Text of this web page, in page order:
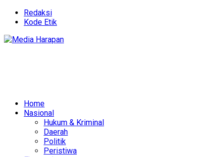
Redaksi
Kode Etik
Home
Nasional
Hukum & Kriminal
Daerah
Politik
Peristiwa